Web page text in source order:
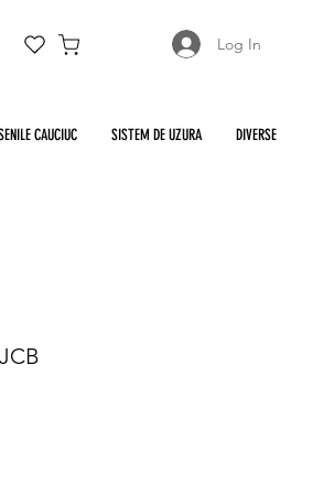
Log In
CAUCIUC SISTEM DE UZURA DIVERSE